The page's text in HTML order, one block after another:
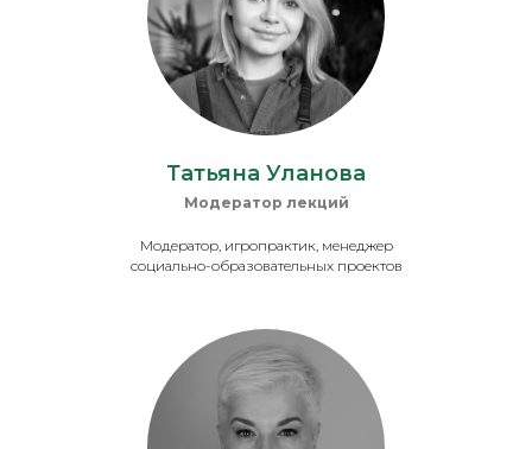
Татьяна Уланова
Модератор лекций
Модератор, игропрактик, менеджер
социально-образовательных проектов